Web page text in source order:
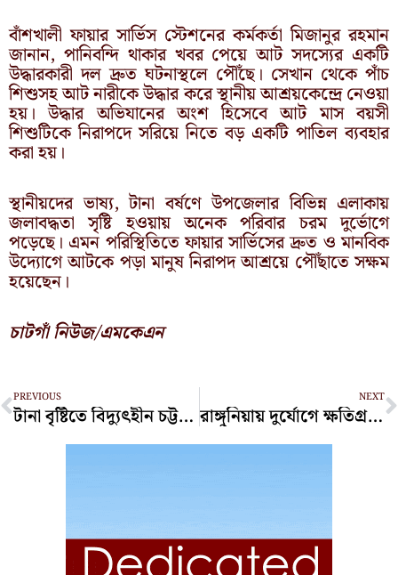
বাঁশখালী ফায়ার সার্ভিস স্টেশনের কর্মকর্তা মিজানুর রহমান
জানান, পানিবন্দি থাকার খবর পেয়ে আট সদস্যের একটি
উদ্ধারকারী দল দ্রুত ঘটনাস্থলে পৌঁছে। সেখান থেকে পাঁচ
শিশুসহ আট নারীকে উদ্ধার করে স্থানীয় আশ্রয়কেন্দ্রে নেওয়া
হয়। উদ্ধার অভিযানের অংশ হিসেবে আট মাস বয়সী
শিশুটিকে নিরাপদে সরিয়ে নিতে বড় একটি পাতিল ব্যবহার
করা হয়।
স্থানীয়দের ভাষ্য, টানা বর্ষণে উপজেলার বিভিন্ন এলাকায়
জলাবদ্ধতা সৃষ্টি হওয়ায় অনেক পরিবার চরম দুর্ভোগে
পড়েছে। এমন পরিস্থিতিতে ফায়ার সার্ভিসের দ্রুত ও মানবিক
উদ্যোগে আটকে পড়া মানুষ নিরাপদ আশ্রয়ে পৌঁছাতে সক্ষম
হয়েছেন।
চাটগাঁ নিউজ/এমকেএন
Prev
PREVIOUS
টানা বৃষ্টিতে বিদ্যুৎহীন চট্টগ্রামের বহু এলাকা, বিপাকে ৭১ হাজার পরীক্ষার্থী
NEXT
রাঙ্গুনিয়ায় দুর্যোগে ক্ষতিগ্রস্তদের পাশে আল হাইথাম ওয়েল ফেয়ার ট্রাস্ট